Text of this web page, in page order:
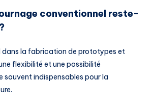
conventionnel reste-
dans la fabrication de prototypes et
flexibilité et une possibilité
souvent indispensables pour la